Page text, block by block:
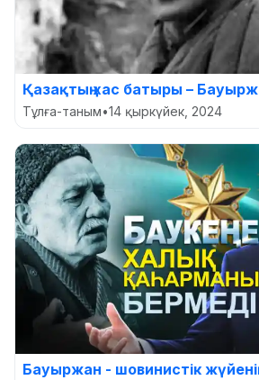
Қазақтың хас батыры –
Тұлға-таным•14 қыркүйек, 2024
Бауыржан - шовинистік